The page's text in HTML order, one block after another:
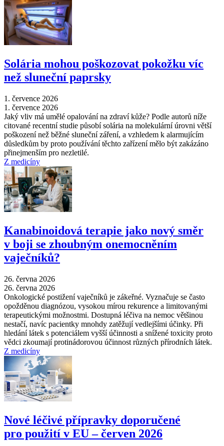
Solária mohou poškozovat pokožku víc
než sluneční paprsky
1. července 2026
1. července 2026
Jaký vliv má umělé opalování na zdraví kůže? Podle autorů níže
citované recentní studie působí solária na molekulární úrovni větší
poškození než běžné sluneční záření, a vzhledem k alarmujícím
důsledkům by proto používání těchto zařízení mělo být zakázáno
přinejmenším pro nezletilé.
Z medicíny
Kanabinoidová terapie jako nový směr
v boji se zhoubným onemocněním
vaječníků?
26. června 2026
26. června 2026
Onkologické postižení vaječníků je zákeřné. Vyznačuje se často
opožděnou diagnózou, vysokou mírou rekurence a limitovanými
terapeutickými možnostmi. Dostupná léčiva na nemoc většinou
nestačí, navíc pacientky mnohdy zatěžují vedlejšími účinky. Při
hledání látek s potenciálem vyšší účinnosti a snížené toxicity proto
vědci zkoumají protinádorovou účinnost různých přírodních látek.
Z medicíny
Nové léčivé přípravky doporučené
pro použití v EU –⁠ červen 2026